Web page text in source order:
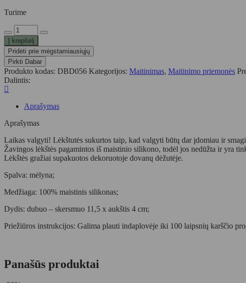
Turime
produkto
kiekis:
DONE
BY
DEER
silikoninė
lėkštė
BLUE
Į krepšelį
Pridėti prie mėgstamiausiųjų
Pirkti Dabar
Produkto kodas: DBD056 Kategorijos: Maitinimas, Maitinimo priemonės
Dalintis:
Aprašymas
Aprašymas
Laikas valgyti! Lėkštutės sukurtos taip, kad valgyti būtų dar įdomiau ir
Žavingos lėkštės pagamintos iš maistinio silikono, todėl jos nedūžta ir yra
Lėkštės gražiai supakuotos dekoruotoje dovanų dėžutėje.
Spalva: mėlyna;
Medžiaga: 100% maistinis silikonas;
Dydis: dubuo – skersmuo 11,5 x aukštis 4 cm;
Priežiūros instrukcijos: Galima plauti indaplovėje iki 100 laipsnių karščio
Panašūs produktai